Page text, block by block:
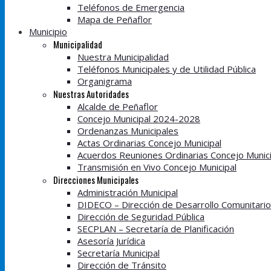
Teléfonos de Emergencia
Mapa de Peñaflor
Municipio
Municipalidad
Nuestra Municipalidad
Teléfonos Municipales y de Utilidad Pública
Organigrama
Nuestras Autoridades
Alcalde de Peñaflor
Concejo Municipal 2024-2028
Ordenanzas Municipales
Actas Ordinarias Concejo Municipal
Acuerdos Reuniones Ordinarias Concejo
Transmisión en Vivo Concejo Municipal
Direcciones Municipales
Administración Municipal
DIDECO – Dirección de Desarrollo Comunitario
Dirección de Seguridad Pública
SECPLAN – Secretaría de Planificación
Asesoría Jurídica
Secretaría Municipal
Dirección de Tránsito